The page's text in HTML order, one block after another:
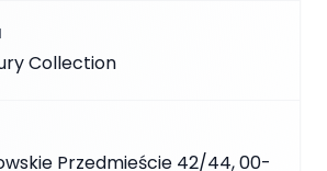
Collection
Przedmieście 42/44, 00-